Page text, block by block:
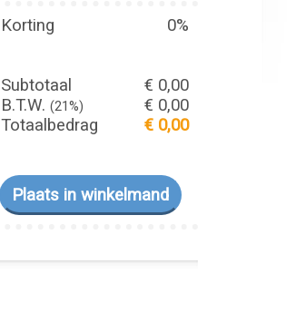
Korting 0%
Subtotaal
€ 0,00
B.T.W. (21%)
€ 0,00
Totaalbedrag
€ 0,00